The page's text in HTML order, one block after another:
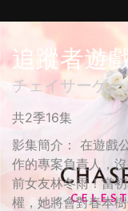
追蹤者遊
チェイサーゲ
共2季16集
影集簡介： 在遊戲
作的專案負責人，
前女友林冬雨！當
權，她將會對春本